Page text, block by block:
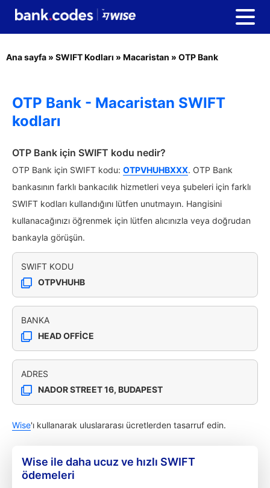
Ana sayfa » SWIFT Kodları » Macaristan » OTP Bank
OTP Bank - Macaristan SWIFT
kodları
OTP Bank için SWIFT kodu nedir?
OTP Bank için SWIFT kodu: OTPVHUHBXXX. OTP Bank
bankasının farklı bankacılık hizmetleri veya şubeleri için farklı
SWIFT kodları kullandığını lütfen unutmayın. Hangisini
kullanacağınızı öğrenmek için lütfen alıcınızla veya doğrudan
bankayla görüşün.
SWIFT KODU
OTPVHUHB
BANKA
HEAD OFFICE
ADRES
NADOR STREET 16, BUDAPEST
Wise'ı kullanarak uluslararası ücretlerden tasarruf edin.
Wise ile daha ucuz ve hızlı SWIFT
ödemeleri